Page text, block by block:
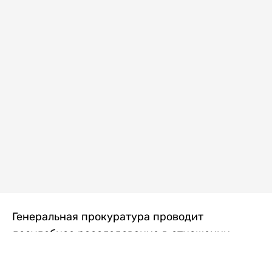
Генеральная прокуратура проводит
досудебное расследование в отношении